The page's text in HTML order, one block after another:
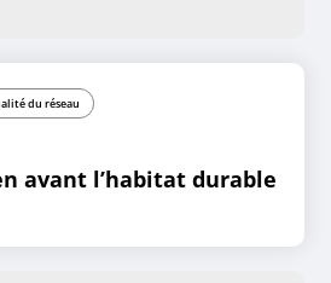
du réseau
avant l’habitat durable